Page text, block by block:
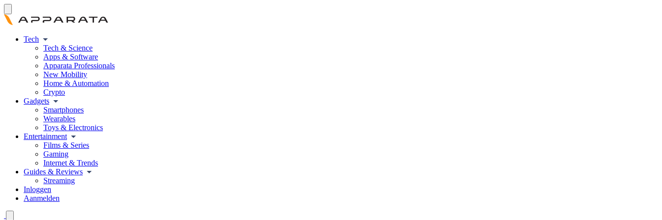
Tech
Tech & Science
Apps & Software
Apparata Professionals
New Mobility
Home & Automation
Crypto
Gadgets
Smartphones
Wearables
Toys & Electronics
Entertainment
Films & Series
Gaming
Internet & Trends
Guides & Reviews
Streaming
Inloggen
Aanmelden